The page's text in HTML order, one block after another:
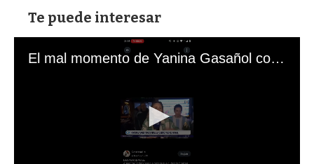
Te puede interesar
El mal momento de Yanina Gasañol con un hincha argentino en "Subrayado"